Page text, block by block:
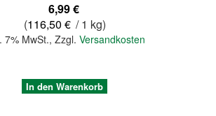
6,99 €
(116,50 € / 1 kg)
7% MwSt.,Zzgl.Versandkosten
In den Warenkorb